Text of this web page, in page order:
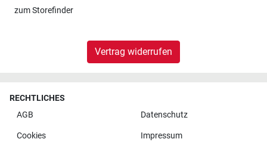
zumStorefinder
Vertrag widerrufen
RECHTLICHES
AGB
Datenschutz
Cookies Impressum